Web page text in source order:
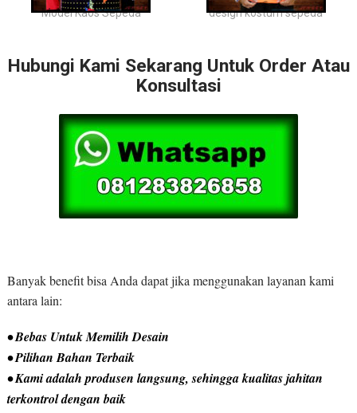
Model Kaos Sepeda design kostum sepeda
Hubungi Kami Sekarang Untuk Order Atau
Konsultasi
Banyak benefit bisa Anda dapat jika menggunakan layanan kami
antara lain:
• Bebas Untuk Memilih Desain
• Pilihan Bahan Terbaik
• Kami adalah produsen langsung, sehingga kualitas jahitan
terkontrol dengan baik